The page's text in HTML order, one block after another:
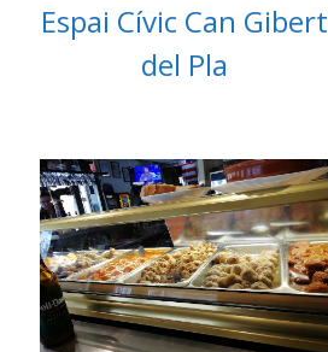
Espai Cívic Can Gibert
del Pla